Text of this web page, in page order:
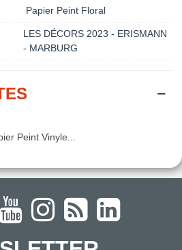
Papier Peint Floral
LES DÉCORS 2023 - ERISMANN
- MARBURG
Peint Vinyle...